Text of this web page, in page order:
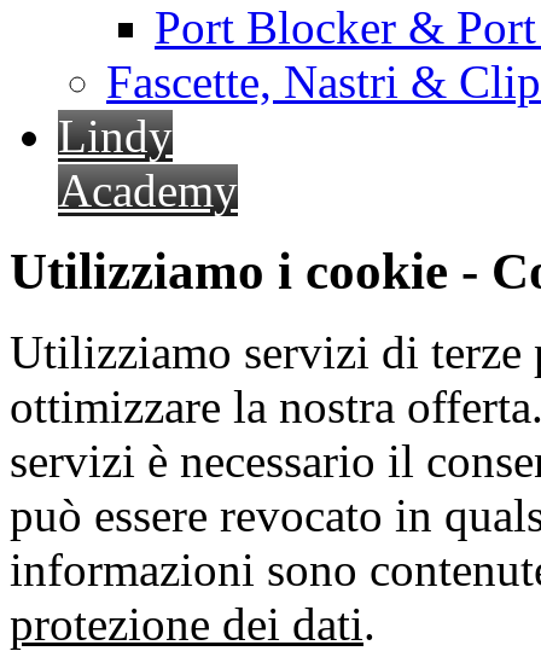
Port Blocker &
Fascette, Nastri &
Lindy
Academy
Utilizziamo i cookie -
Utilizziamo servizi di terze
ottimizzare la nostra
servizi è necessario il
può essere revocato in
informazioni sono
protezione dei dati.